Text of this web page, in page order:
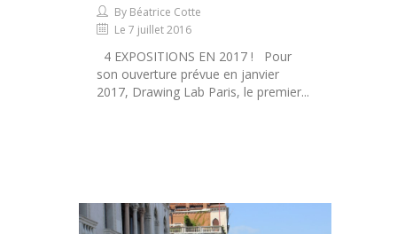
By Béatrice Cotte
Le 7 juillet 2016
4 EXPOSITIONS EN 2017 ! Pour
son ouverture prévue en janvier
2017, Drawing Lab Paris, le premier...